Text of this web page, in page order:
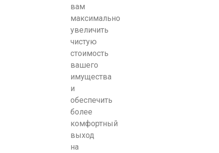
вам
максимально
увеличить
чистую
стоимость
вашего
имущества
и
обеспечить
более
комфортный
выход
на